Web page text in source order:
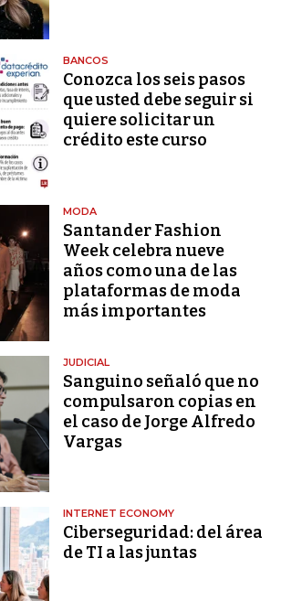
BANCOS
Conozca los seis pasos
que usted debe seguir si
quiere solicitar un
crédito este curso
MODA
Santander Fashion
Week celebra nueve
años como una de las
plataformas de moda
más importantes
JUDICIAL
Sanguino señaló que no
compulsaron copias en
el caso de Jorge Alfredo
Vargas
INTERNET ECONOMY
Ciberseguridad: del área
de TI a las juntas